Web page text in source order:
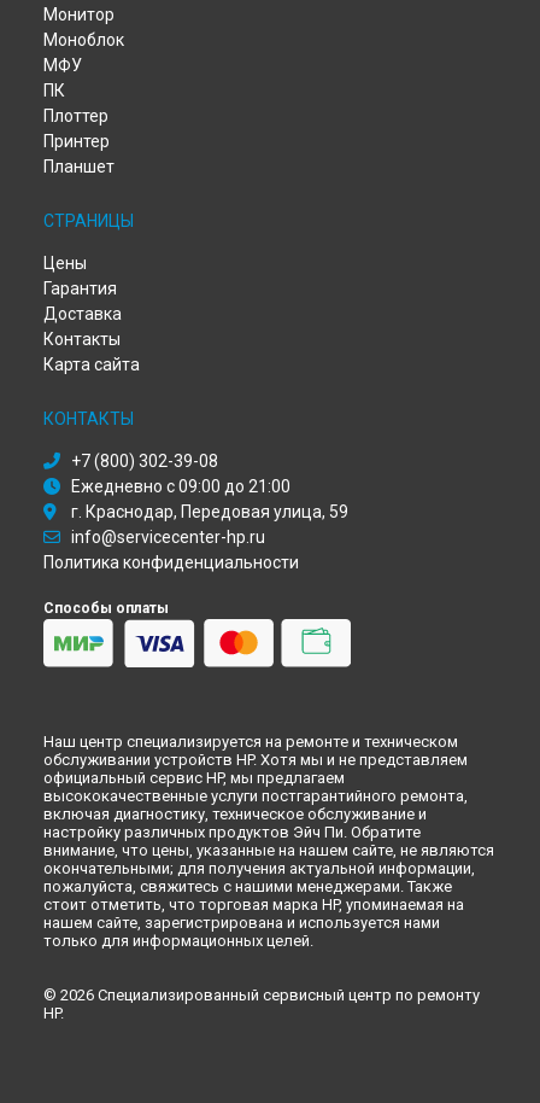
Ремонт МФУ HP в
Ремонт МФУ HP в
Ремонт МФУ HP в
Ремонт МФУ HP в
Ремонт МФУ HP в
Ремонт МФУ HP в
Ремонт МФУ HP в
Ремонт МФУ HP в
Ремонт МФУ HP в
Ремонт МФУ HP в
Монитор
Моноблок
МФУ
ПК
Плоттер
Принтер
Планшет
СТРАНИЦЫ
Цены
Гарантия
Доставка
Контакты
Карта сайта
КОНТАКТЫ
+7 (800) 302-39-08
Ежедневно с 09:00 до 21:00
г. Краснодар, Передовая улица, 59
info@servicecenter-hp.ru
Политика конфиденциальности
Способы оплаты
Наш центр специализируется на ремонте и техническом
обслуживании устройств HP. Хотя мы и не представляем
официальный сервис HP, мы предлагаем
высококачественные услуги постгарантийного ремонта,
включая диагностику, техническое обслуживание и
настройку различных продуктов Эйч Пи. Обратите
внимание, что цены, указанные на нашем сайте, не являются
окончательными; для получения актуальной информации,
пожалуйста, свяжитесь с нашими менеджерами. Также
стоит отметить, что торговая марка HP, упоминаемая на
нашем сайте, зарегистрирована и используется нами
только для информационных целей.
© 2026 Специализированный сервисный центр по ремонту
HP.